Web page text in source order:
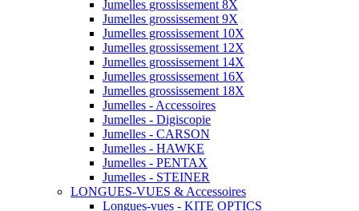
Jumelles grossissement 8X
Jumelles grossissement 9X
Jumelles grossissement 10X
Jumelles grossissement 12X
Jumelles grossissement 14X
Jumelles grossissement 16X
Jumelles grossissement 18X
Jumelles - Accessoires
Jumelles - Digiscopie
Jumelles - CARSON
Jumelles - HAWKE
Jumelles - PENTAX
Jumelles - STEINER
LONGUES-VUES & Accessoires
Longues-vues - KITE OPTICS